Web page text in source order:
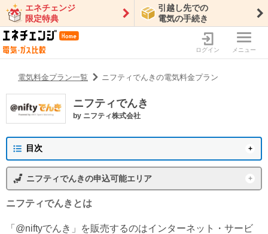
エネチェンジ
限定特典
引越し先での
電気の手続き
ログイン メニュー
電気料金プラン一覧 ニフティでんきの電気料金プラン
ニフティでんき
by ニフティ株式会社
目次
ニフティでんきの申込可能エリア
東京電力エリア
ニフティでんき とは
「@niftyでんき」を販売するのはインターネット・サービ